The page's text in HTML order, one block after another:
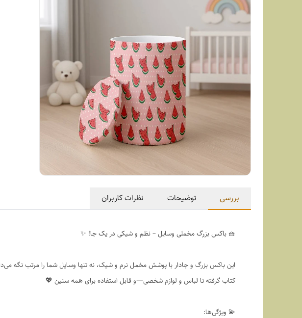
بررسی توضیحات نظرات کاربران
🧺 باکس بزرگ مخملی وسایل – نظم و شیکی در یک جا! ✨
این باکس بزرگ و جادار با پوشش مخمل نرم و شیک، نه تنها وسایل شما را مرتب نگه
کتاب گرفته تا لباس و لوازم شخصی—و قابل استفاده برای همه سنین 💖
💫 ویژگی‌ها: